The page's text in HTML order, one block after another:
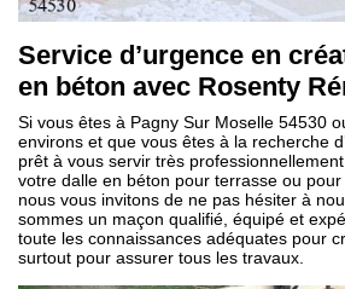
Service d’urgence en
en béton avec Rosenty
Si vous êtes à Pagny Sur Moselle 54530
environs et que vous êtes à la recherche
prêt à vous servir très
votre dalle en béton pour terrasse ou pour
nous vous invitons de ne pas hésiter à
sommes un maçon qualifié, équipé et
toute les connaissances adéquates pour
surtout pour assurer tous les travaux.